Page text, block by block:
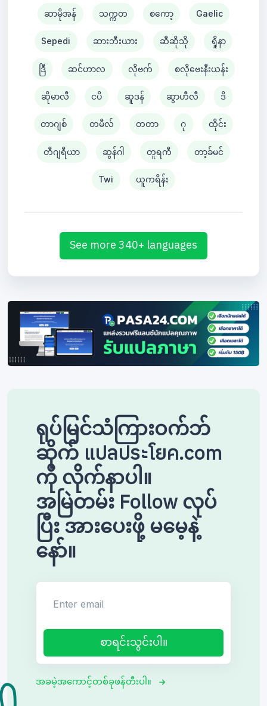
ဆာမိုအန် သက္ကတ စကော့ Gaelic
Sepedi ဆားဘီးယား ဆီဆိုသို ရှိုနာ
ဒြီ ဆင်ဟာလ လိုဗက် စလိုဗေးနီးယန်း
ဆိုမာလီ ငပိ ဆူဒန် ဆွာဟီလီ ဒိ
တာဂျစ် တမီလ် တတာ ဂု ထိုင်း
တီဂျရီယာ ဆွန်ဂါ တူရကီ တာ့ခ်မင်
Twi ယူကရိန်း
See more 340+ languages
ရုပ်မြင်သံကြားဝက်ဘ်
ဆိုက် แปลประโยค.com
ကို လိုက်နာပါ။
အမြဲတမ်း Follow လုပ်
ပြီး အားပေးဖို့ မမေ့နဲ့
နော်။
စာရင်းသွင်းပါ။
အခမဲ့အကောင့်တစ်ခုဖန်တီးပါ။